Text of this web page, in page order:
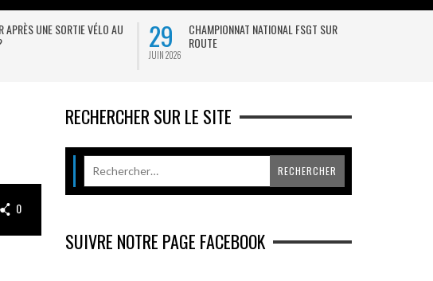
APRÈS UNE SORTIE VÉLO AU
29
JUIN 2026
CHAMPIONNAT NATIONAL FSGT SUR
ROUTE
0
RECHERCHER SUR LE SITE
SUIVRE NOTRE PAGE FACEBOOK